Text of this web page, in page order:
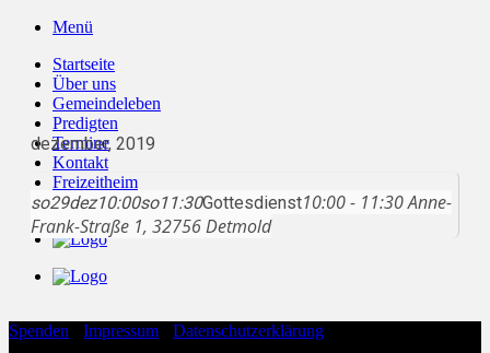
Zum
springen
Menü
Startseite
Über uns
Gemeindeleben
Predigten
Termine
Kontakt
Freizeitheim
Live
dezember, 2019
so29dez10:00so11:30Gottesdienst10:00 - 11:30Anne-
Frank-Straße 1, 32756 Detmold
Spenden Impressum
Datenschutzerklärung